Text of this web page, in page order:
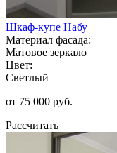
Шкаф-купе Набу
Материал фасада:
Матовое зеркало
Цвет:
Светлый
от 75 000 руб.
Рассчитать